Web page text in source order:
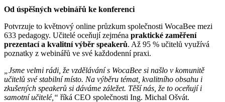
Od úspěšných webinářů ke konferenci
Potvrzuje to květnový online průzkum společnosti WocaBee mezi
633 pedagogy. Učitelé oceňují zejména praktické zaměření
prezentací a kvalitní výběr speakerů. Až 95 % učitelů využívá
poznatky z webinářů ve své každodenní praxi.
„Jsme velmi rádi, že vzdělávání s WocaBee si našlo v komunitě
učitelů své stabilní místo. Na výběru témat, kvalitního obsahu i
zkušených speakerů si dáváme záležet. Těší nás, že to oceňují i
samotní učitelé,“ říká CEO společnosti Ing. Michal Ošvát.